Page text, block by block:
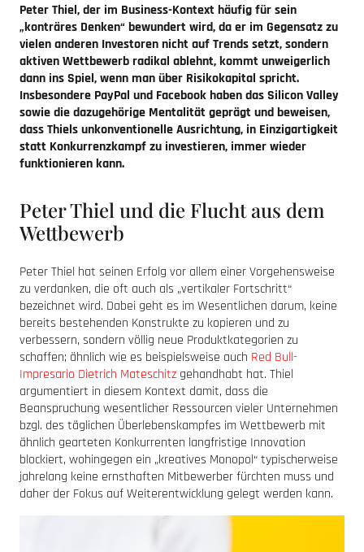
Peter Thiel, der im Business-Kontext häufig für sein
„konträres Denken“ bewundert wird, da er im Gegensatz zu
vielen anderen Investoren nicht auf Trends setzt, sondern
aktiven Wettbewerb radikal ablehnt, kommt unweigerlich
dann ins Spiel, wenn man über Risikokapital spricht.
Insbesondere PayPal und Facebook haben das Silicon Valley
sowie die dazugehörige Mentalität geprägt und beweisen,
dass Thiels unkonventionelle Ausrichtung, in Einzigartigkeit
statt Konkurrenzkampf zu investieren, immer wieder
funktionieren kann.
Peter Thiel und die Flucht aus dem
Wettbewerb
Peter Thiel hat seinen Erfolg vor allem einer Vorgehensweise
zu verdanken, die oft auch als „vertikaler Fortschritt“
bezeichnet wird. Dabei geht es im Wesentlichen darum, keine
bereits bestehenden Konstrukte zu kopieren und zu
verbessern, sondern völlig neue Produktkategorien zu
schaffen; ähnlich wie es beispielsweise auch Red Bull-
Impresario Dietrich Mateschitz gehandhabt hat. Thiel
argumentiert in diesem Kontext damit, dass die
Beanspruchung wesentlicher Ressourcen vieler Unternehmen
bzgl. des täglichen Überlebenskampfes im Wettbewerb mit
ähnlich gearteten Konkurrenten langfristige Innovation
blockiert, wohingegen ein „kreatives Monopol“ typischerweise
jahrelang keine ernsthaften Mitbewerber fürchten muss und
daher der Fokus auf Weiterentwicklung gelegt werden kann.